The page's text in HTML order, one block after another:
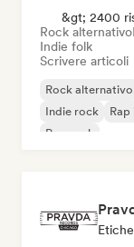
&gt; 2400
Rock alternativo
Indie folk
Scrivere articoli
Rock alternativo
Indie rock
Pop rock